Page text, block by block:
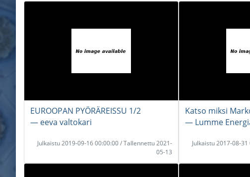
EUROOPAN PYÖRÄREISSU 1/2
― eeva valtokari
Julkaistu 2019-09-16 00:00:00 / Tallennettu 2021-
05-13
Katso miksi
― Lumme
Julkaistu 2017-08-